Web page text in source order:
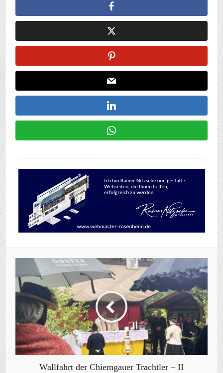
Wallfahrt der Chiemgauer Trachtler – II